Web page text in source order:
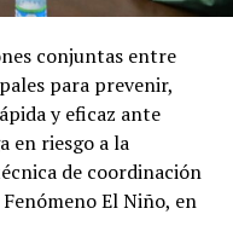
de la cesión de
de
fortalecer
y
la ANDE
conjuntas entre
para prevenir,
y eficaz ante
en riesgo a la
de coordinación
El Niño, en